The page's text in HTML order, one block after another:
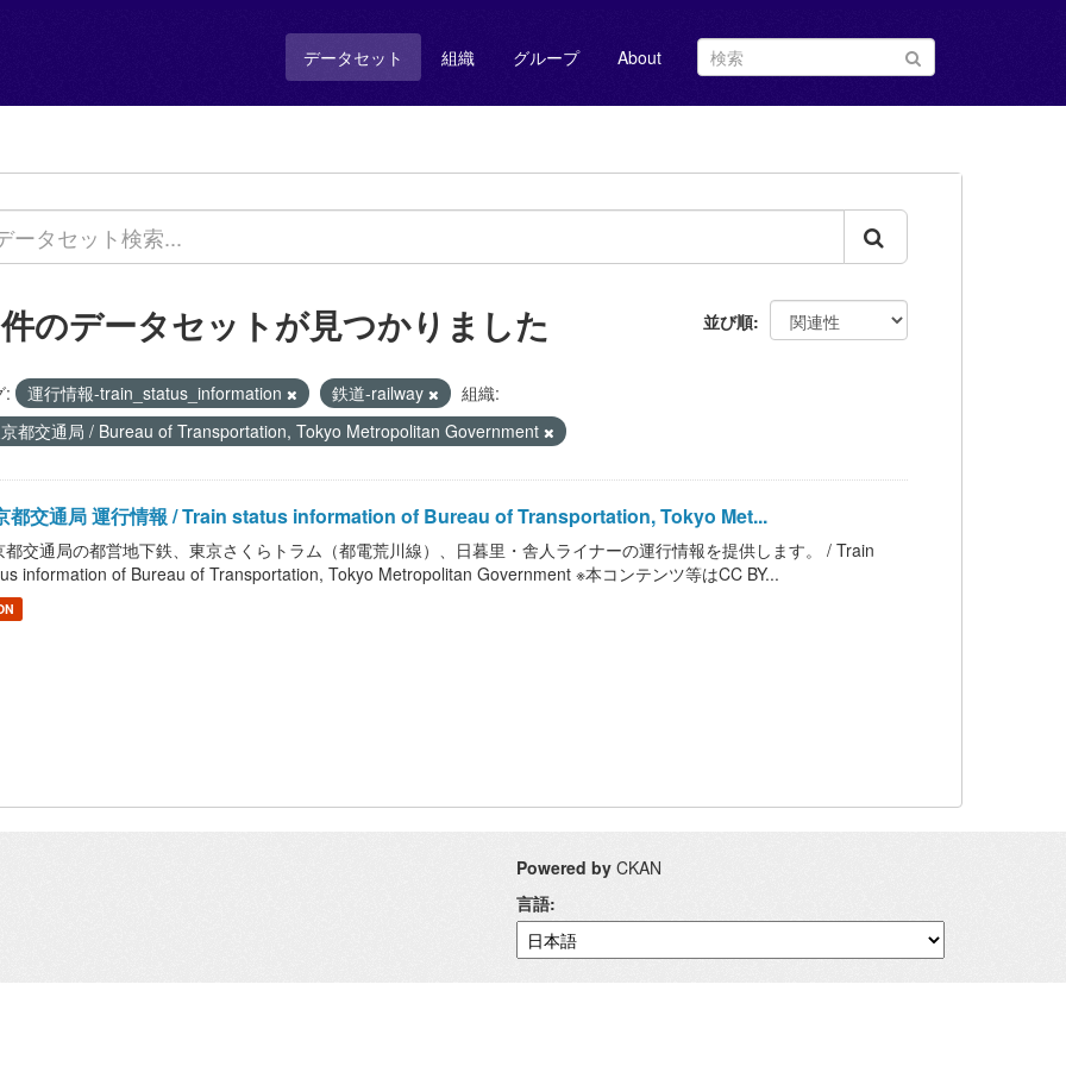
データセット 組織 グループ About
並び順
のデータセットが見つかりました
: 運行情報-train_status_information 鉄道-railway
組織:
都交通局 / Bureau of Transportation, Tokyo Metropolitan Government
都交通局 運行情報 / Train status information of Bureau of Transportation, Tokyo Met...
都交通局の都営地下鉄、東京さくらトラム（都電荒川線）、日暮里・舎人ライナーの運行情報を提供します。 / Train
information of Bureau of Transportation, Tokyo Metropolitan Government ※本コンテンツ等はCC BY...
Powered by CKAN
言語